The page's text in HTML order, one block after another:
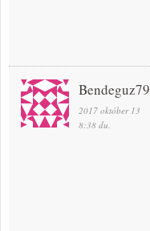
Bendeguz79
2017 október 13
8:38 du.